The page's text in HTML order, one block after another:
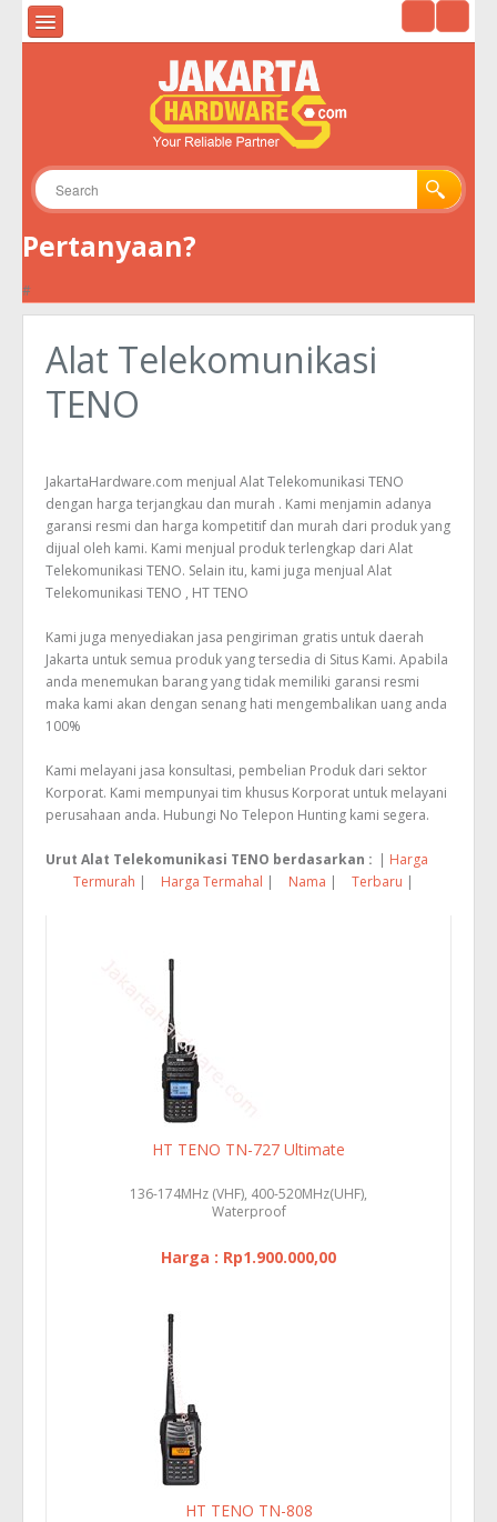
Pertanyaan?
#
ALAT UKUR & ALAT UJI
ALAT TELEKOMUNIKASI
GPS
Alat Telekomunikasi
TENO
JakartaHardware.com menjual Alat Telekomunikasi TENO
dengan harga terjangkau dan murah . Kami menjamin adanya
garansi resmi dan harga kompetitif dan murah dari produk yang
dijual oleh kami. Kami menjual produk terlengkap dari Alat
Telekomunikasi TENO. Selain itu, kami juga menjual Alat
Telekomunikasi TENO , HT TENO
Kami juga menyediakan jasa pengiriman gratis untuk daerah
Jakarta untuk semua produk yang tersedia di Situs Kami. Apabila
anda menemukan barang yang tidak memiliki garansi resmi
maka kami akan dengan senang hati mengembalikan uang anda
100%
Kami melayani jasa konsultasi, pembelian Produk dari sektor
Korporat. Kami mempunyai tim khusus Korporat untuk melayani
perusahaan anda. Hubungi No Telepon Hunting kami segera.
Urut Alat Telekomunikasi TENO berdasarkan : | Harga
Termurah | Harga Termahal | Nama | Terbaru |
HT TENO TN-727 Ultimate
136-174MHz (VHF), 400-520MHz(UHF),
Waterproof
Harga : Rp1.900.000,00
HT TENO TN-808